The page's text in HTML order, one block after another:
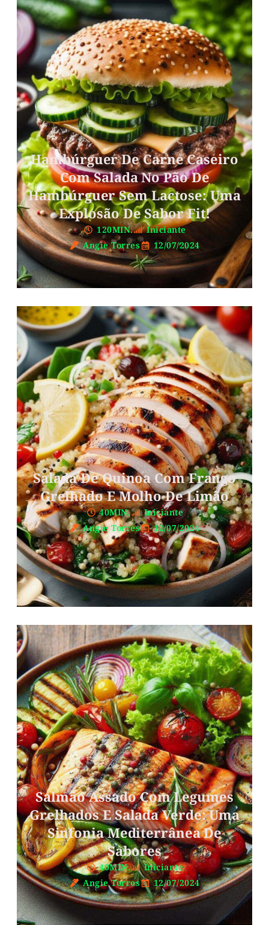
Hambúrguer De Carne Caseiro
Com Salada No Pão De
Hambúrguer Sem Lactose: Uma
Explosão De Sabor Fit!
120MIN.
Iniciante
Angie Torres
12/07/2024
Salada De Quinoa Com Frango
Grelhado E Molho De Limão
40MIN.
Iniciante
Angie Torres
12/07/2024
Salmão Assado Com Legumes
Grelhados E Salada Verde: Uma
Sinfonia Mediterrânea De
Sabores
40MIN.
Iniciante
Angie Torres
12/07/2024